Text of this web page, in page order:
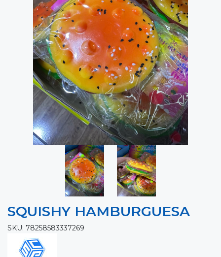
SQUISHY HAMBURGUESA
SKU: 78258583337269